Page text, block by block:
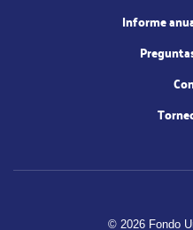
Informe
© 2026 Fondo